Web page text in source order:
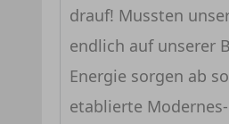
drauf! Mussten
endlich auf unserer
Energie sorgen ab
etablierte